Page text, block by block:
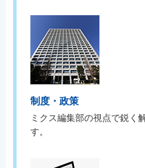
制度・政策
ミクス編集部の視点で鋭く
す。